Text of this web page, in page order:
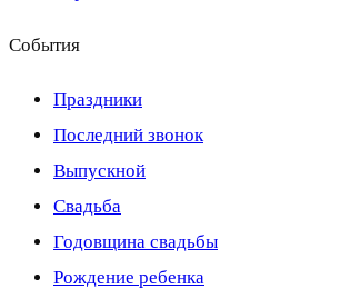
События
Праздники
Последний звонок
Выпускной
Свадьба
Годовщина свадьбы
Рождение ребенка